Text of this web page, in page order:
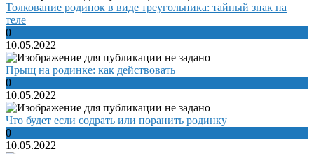
Толкование родинок в виде треугольника: тайный знак на
теле
0
10.05.2022
Прыщ на родинке: как действовать
0
10.05.2022
Что будет если содрать или поранить родинку
0
10.05.2022